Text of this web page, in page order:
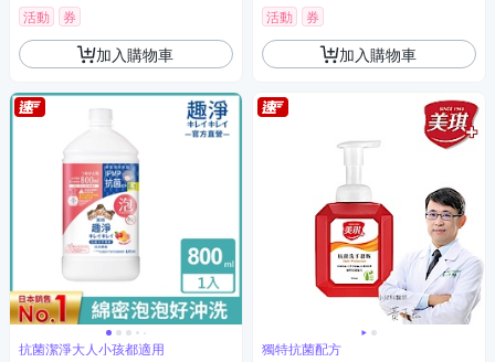
活動 券
加入購物車
抗菌潔淨大人小孩都適用
活動 券
加入購物車
獨特抗菌配方